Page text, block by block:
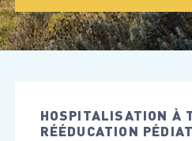
HOSPITALISATION À
RÉÉDUCATION